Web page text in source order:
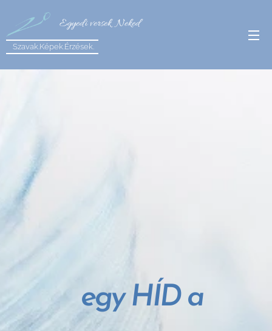
Egyedi versek Neked
Szavak.Képek.Érzések.
egy HÍD a